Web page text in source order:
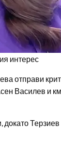
интерес
отправи
Василев и